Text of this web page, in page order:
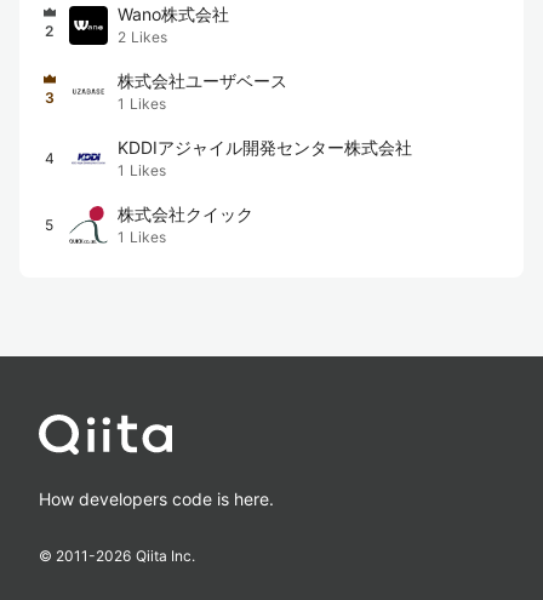
2
Wano株式会社
2 Likes
3
株式会社ユーザベース
1 Likes
4
KDDIアジャイル開発センター株式会社
1 Likes
5
株式会社クイック
1 Likes
How developers code is here.
© 2011-2026 Qiita Inc.